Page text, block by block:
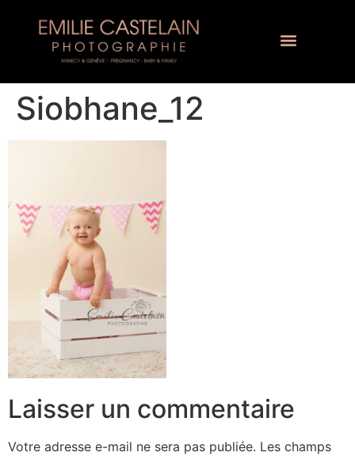
Siobhane_12
Laisser un commentaire
Votre adresse e-mail ne sera pas publiée. Les champs